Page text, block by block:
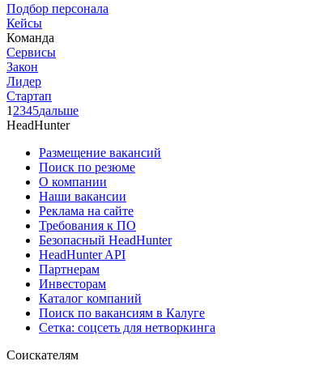
Подбор персонала
Кейсы
Команда
Сервисы
Закон
Лидер
Стартап
1 2345дальше
HeadHunter
Размещение вакансий
Поиск по резюме
О компании
Наши вакансии
Реклама на сайте
Требования к ПО
Безопасный HeadHunter
HeadHunter API
Партнерам
Инвесторам
Каталог компаний
Поиск по вакансиям в Калуге
Сетка: соцсеть для нетворкинга
Соискателям